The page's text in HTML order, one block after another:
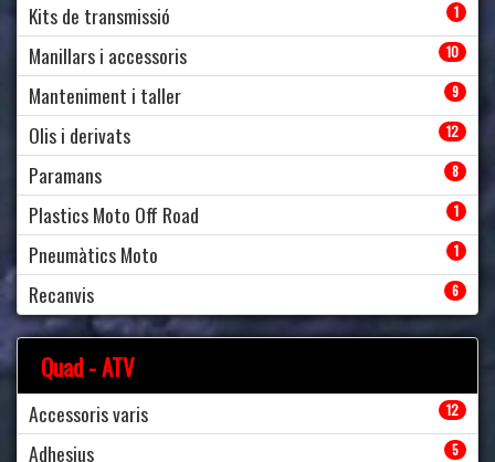
Kits de transmissió 1
Manillars i accessoris 10
Manteniment i taller 9
Olis i derivats 12
Paramans 8
Plastics Moto Off Road 1
Pneumàtics Moto 1
Recanvis 6
Quad - ATV
Accessoris varis 12
Adhesius 5